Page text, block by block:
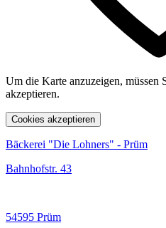
Um die Karte anzuzeigen, müssen
akzeptieren.
Cookies akzeptieren
Bäckerei "Die Lohners" - Prüm
Bahnhofstr. 43
54595 Prüm